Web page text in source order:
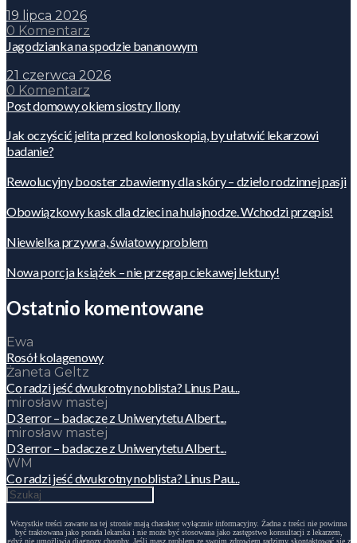
19 lipca 2026
0 Komentarz
Jagodzianka na spodzie bananowym
21 czerwca 2026
0 Komentarz
Post domowy okiem siostry Ilony
Jak oczyścić jelita przed kolonoskopią, by ułatwić lekarzowi
badanie?
Rewolucyjny booster zbawienny dla skóry – dzieło rodzinnej pasji
Obowiązkowy kask dla dzieci na hulajnodze. Wchodzi przepis!
Niewielka przywra, światowy problem
Nowa porcja książek – nie przegap ciekawej lektury!
Ostatnio komentowane
Ewa
Rosół kolagenowy
Żaneta Geltz
Co radzi jeść dwukrotny noblista? Linus Pau...
mirosław mastej
D3 error – badacze z Uniwerytetu Albert...
mirosław mastej
D3 error – badacze z Uniwerytetu Albert...
WM
Co radzi jeść dwukrotny noblista? Linus Pau...
Wszystkie treści zawarte na tej stronie mają charakter wyłącznie informacyjny. Żadna z treści nie powinna
być traktowana jako porada lekarska i nie może być stosowana jako zastępstwo konsultacji z lekarzem,